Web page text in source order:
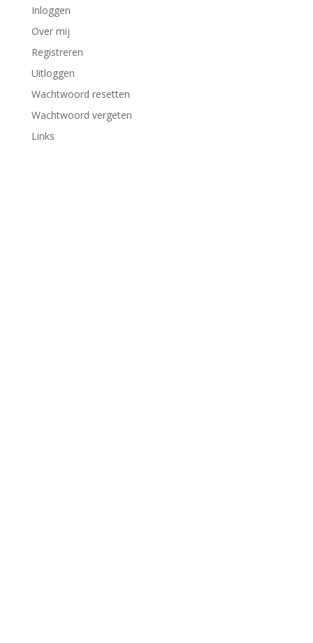
Inloggen
Over mij
Registreren
Uitloggen
Wachtwoord resetten
Wachtwoord vergeten
Links